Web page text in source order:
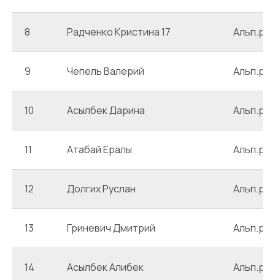
8 Радченко Кристина 17
9 Чепель Валерий
10 Асылбек Дарина
11 Атабай Ералы
12 Долгих Руслан
13 Гриневич Дмитрий
14 Асылбек Алибек